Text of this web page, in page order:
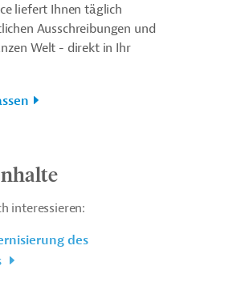
liefert Ihnen täglich
Ausschreibungen und
Welt - direkt in Ihr
interessieren:
des